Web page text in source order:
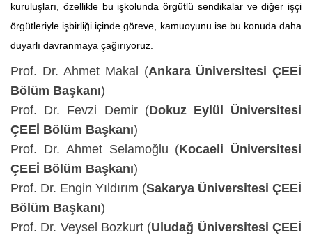
kuruluşları, özellikle bu işkolunda örgütlü sendikalar ve diğer işçi
örgütleriyle işbirliği içinde göreve, kamuoyunu ise bu konuda daha
duyarlı davranmaya çağırıyoruz.
Prof. Dr. Ahmet Makal (Ankara Üniversitesi ÇEEİ
Bölüm Başkanı)
Prof. Dr. Fevzi Demir (Dokuz Eylül Üniversitesi
ÇEEİ Bölüm Başkanı)
Prof. Dr. Ahmet Selamoğlu (Kocaeli Üniversitesi
ÇEEİ Bölüm Başkanı)
Prof. Dr. Engin Yıldırım (Sakarya Üniversitesi ÇEEİ
Bölüm Başkanı)
Prof. Dr. Veysel Bozkurt (Uludağ Üniversitesi ÇEEİ